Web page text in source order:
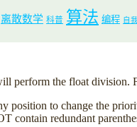
离散数学 科普 算法 编程 自
perform the float division.
position to change the
contain redundant